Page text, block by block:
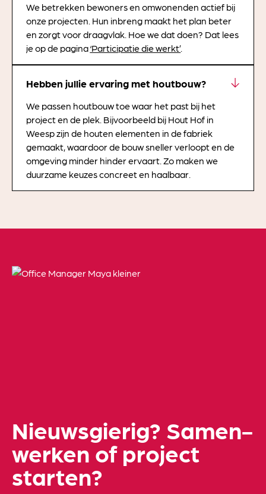
We betrekken bewoners en omwonenden actief bij
onze projecten. Hun inbreng maakt het plan beter
en zorgt voor draagvlak. Hoe we dat doen? Dat lees
je op de pagina‘Participatie die werkt’.
Hebben jullie ervaring met houtbouw?
We passen houtbouw toe waar het past bij het
project en de plek. Bijvoorbeeld bij Hout Hof in
Weesp zijn de houten elementen in de fabriek
gemaakt, waardoor de bouw sneller verloopt en de
omgeving minder hinder ervaart. Zo maken we
duurzame keuzes concreet en haalbaar.
Nieuwsgierig? Samen­
werken of project
starten?